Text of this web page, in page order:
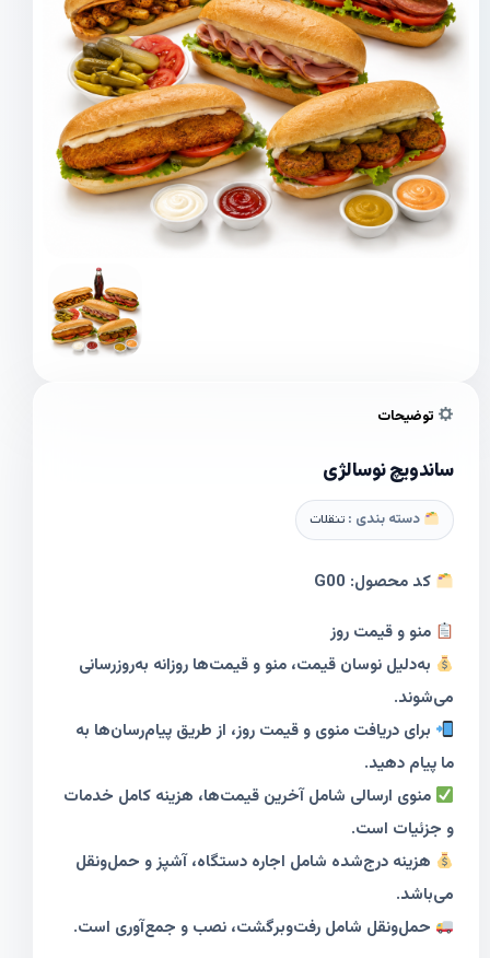
توضیحات
ساندویچ نوسالژی
دسته بندی : تنقلات
کد محصول: G00
منو و قیمت روز
به‌دلیل نوسان قیمت، منو و قیمت‌ها روزانه به‌روزرسانی
می‌شوند.
برای دریافت منوی و قیمت روز، از طریق پیام‌رسان‌ها به
ما پیام دهید.
منوی ارسالی شامل آخرین قیمت‌ها، هزینه کامل خدمات
و جزئیات است.
هزینه درج‌شده شامل اجاره دستگاه، آشپز و حمل‌ونقل
می‌باشد.
حمل‌ونقل شامل رفت‌وبرگشت، نصب و جمع‌آوری است.